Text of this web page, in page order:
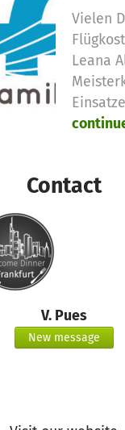
Vielen
Leana
Contact
V. Pues
New message